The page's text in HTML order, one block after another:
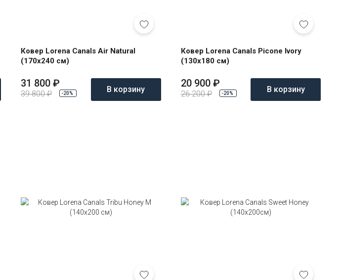
Ковер Lorena Canals Air Natural
(170x240 см)
31 800 ₽
39 800₽ -20% В корзину
Ковер Lorena Canals Picone Ivory
(130x180 см)
20 900 ₽
26 200₽ -20% В корзину